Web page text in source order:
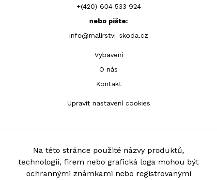
+(420) 604 533 924
nebo pište:
info@malirstvi-skoda.cz
Vybavení
O nás
Kontakt
Upravit nastavení cookies
Na této stránce použité názvy produktů,
technologií, firem nebo grafická loga mohou být
ochrannými známkami nebo registrovanými